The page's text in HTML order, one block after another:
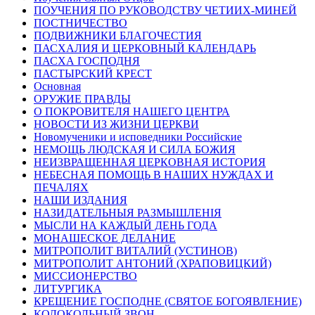
ПОУЧЕНИЯ ПО РУКОВОДСТВУ ЧЕТИИХ-МИНЕЙ
ПОСТНИЧЕСТВО
ПОДВИЖНИКИ БЛАГОЧЕСТИЯ
ПАСХАЛИЯ И ЦЕРКОВНЫЙ КАЛЕНДАРЬ
ПАСХА ГОСПОДНЯ
ПАСТЫРСКИЙ КРЕСТ
Основная
ОРУЖИЕ ПРАВДЫ
О ПОКРОВИТЕЛЯ НАШЕГО ЦЕНТРА
НОВОСТИ ИЗ ЖИЗНИ ЦЕРКВИ
Новомученики и исповедники Российские
НЕМОЩЬ ЛЮДСКАЯ И СИЛА БОЖИЯ
НЕИЗВРАЩЕННАЯ ЦЕРКОВНАЯ ИСТОРИЯ
НЕБЕСНАЯ ПОМОЩЬ В НАШИХ НУЖДАХ И
ПЕЧАЛЯХ
НАШИ ИЗДАНИЯ
НАЗИДАТЕЛЬНЫЯ РАЗМЫШЛЕНІЯ
МЫСЛИ НА КАЖДЫЙ ДЕНЬ ГОДА
МОНАШЕСКОЕ ДЕЛАНИЕ
МИТРОПОЛИТ ВИТАЛИЙ (УСТИНОВ)
МИТРОПОЛИТ АНТОНИЙ (ХРАПОВИЦКИЙ)
МИССИОНЕРСТВО
ЛИТУРГИКА
КРЕЩЕНИЕ ГОСПОДНЕ (СВЯТОЕ БОГОЯВЛЕНИЕ)